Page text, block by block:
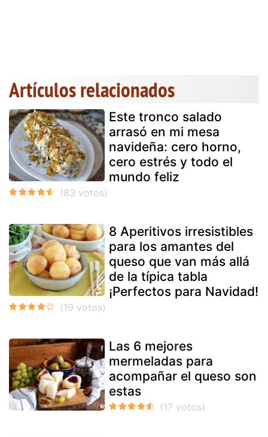
Artículos relacionados
Este tronco salado
arrasó en mi mesa
navideña: cero horno,
cero estrés y todo el
mundo feliz
8 Aperitivos irresistibles
para los amantes del
queso que van más allá
de la típica tabla
¡Perfectos para Navidad!
Las 6 mejores
mermeladas para
acompañar el queso son
estas